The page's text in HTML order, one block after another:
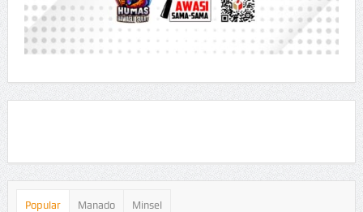
Popular Manado Minsel